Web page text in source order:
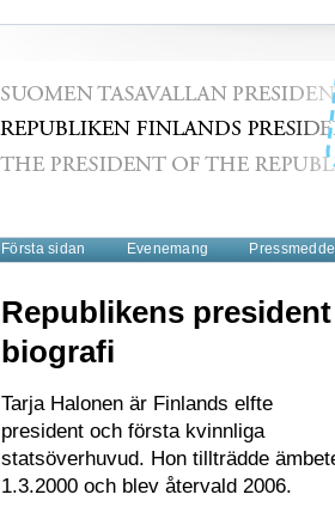
Första sidan Evenemang
Republikens
biografi
Tarja Halonen är Finlands elfte
president och första kvinnliga
statsöverhuvud. Hon tillträdde
1.3.2000 och blev återvald 2006.